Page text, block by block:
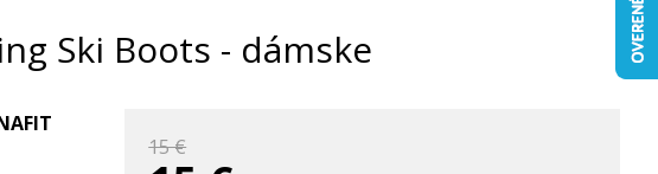
Ski Boots - dámske
15 €